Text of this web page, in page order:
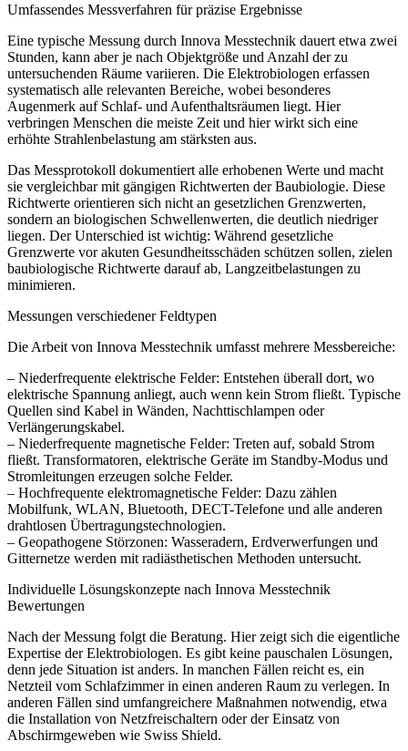
Umfassendes Messverfahren für präzise Ergebnisse
Eine typische Messung durch Innova Messtechnik dauert etwa zwei
Stunden, kann aber je nach Objektgröße und Anzahl der zu
untersuchenden Räume variieren. Die Elektrobiologen erfassen
systematisch alle relevanten Bereiche, wobei besonderes
Augenmerk auf Schlaf- und Aufenthaltsräumen liegt. Hier
verbringen Menschen die meiste Zeit und hier wirkt sich eine
erhöhte Strahlenbelastung am stärksten aus.
Das Messprotokoll dokumentiert alle erhobenen Werte und macht
sie vergleichbar mit gängigen Richtwerten der Baubiologie. Diese
Richtwerte orientieren sich nicht an gesetzlichen Grenzwerten,
sondern an biologischen Schwellenwerten, die deutlich niedriger
liegen. Der Unterschied ist wichtig: Während gesetzliche
Grenzwerte vor akuten Gesundheitsschäden schützen sollen, zielen
baubiologische Richtwerte darauf ab, Langzeitbelastungen zu
minimieren.
Messungen verschiedener Feldtypen
Die Arbeit von Innova Messtechnik umfasst mehrere Messbereiche:
– Niederfrequente elektrische Felder: Entstehen überall dort, wo
elektrische Spannung anliegt, auch wenn kein Strom fließt. Typische
Quellen sind Kabel in Wänden, Nachttischlampen oder
Verlängerungskabel.
– Niederfrequente magnetische Felder: Treten auf, sobald Strom
fließt. Transformatoren, elektrische Geräte im Standby-Modus und
Stromleitungen erzeugen solche Felder.
– Hochfrequente elektromagnetische Felder: Dazu zählen
Mobilfunk, WLAN, Bluetooth, DECT-Telefone und alle anderen
drahtlosen Übertragungstechnologien.
– Geopathogene Störzonen: Wasseradern, Erdverwerfungen und
Gitternetze werden mit radiästhetischen Methoden untersucht.
Individuelle Lösungskonzepte nach Innova Messtechnik
Bewertungen
Nach der Messung folgt die Beratung. Hier zeigt sich die eigentliche
Expertise der Elektrobiologen. Es gibt keine pauschalen Lösungen,
denn jede Situation ist anders. In manchen Fällen reicht es, ein
Netzteil vom Schlafzimmer in einen anderen Raum zu verlegen. In
anderen Fällen sind umfangreichere Maßnahmen notwendig, etwa
die Installation von Netzfreischaltern oder der Einsatz von
Abschirmgeweben wie Swiss Shield.